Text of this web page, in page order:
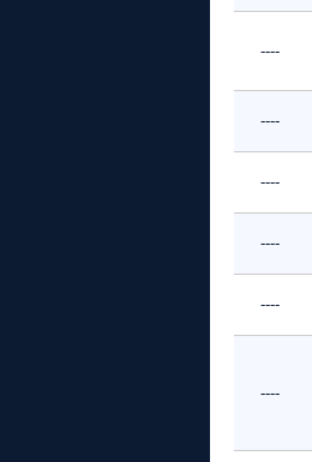
----
----
----
----
----
----